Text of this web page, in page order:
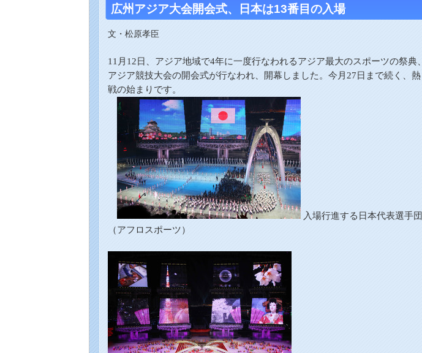
広州アジア大会開会式、日本は13番目の入場
文・松原孝臣
11月12日、アジア地域で4年に一度行なわれるアジア最大のスポーツの祭典、
アジア競技大会の開会式が行なわれ 、開幕しました。 今月27日まで続く、熱
戦の始まりです。
入場行進する日本代表選手団
（アフロスポーツ）